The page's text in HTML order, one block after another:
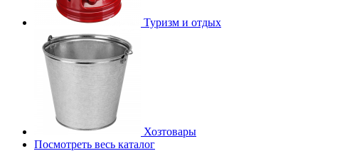
Туризм и отдых
Хозтовары
Посмотреть весь каталог